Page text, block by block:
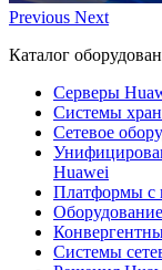
Previous Next
Каталог
Серверы
Системы
Сетевое
Huawei
Платформы с
Системы